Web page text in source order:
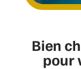
Bien
pour